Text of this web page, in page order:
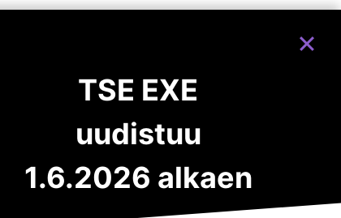
TSE EXE
uudistuu
1.6.2026 alkaen